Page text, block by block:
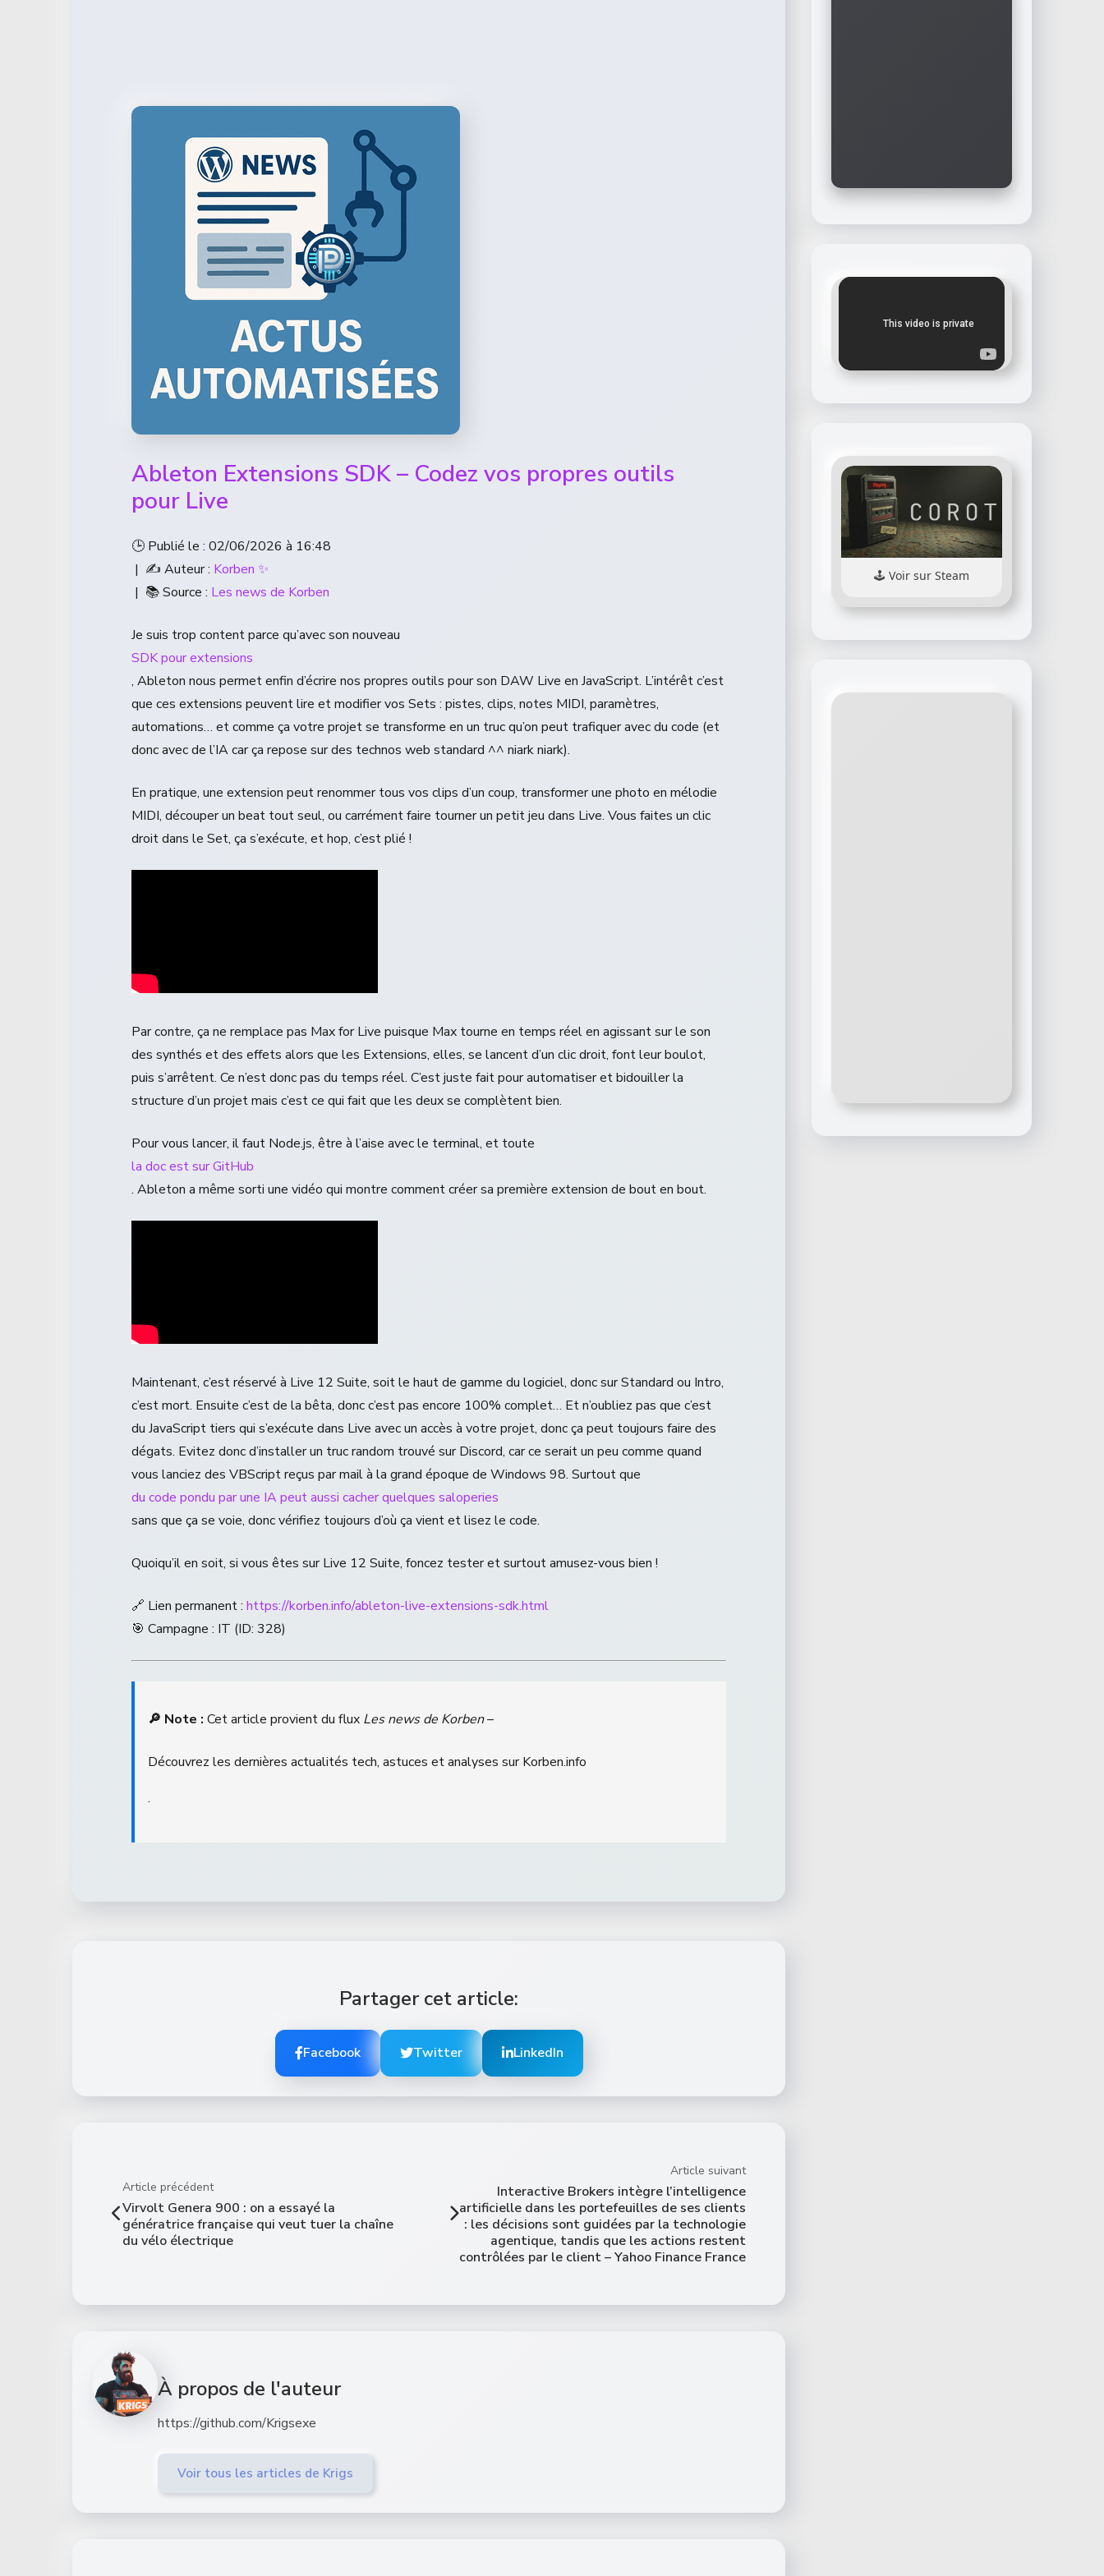
Ableton Extensions SDK – Codez vos propres outils
pour Live
🕒 Publié le : 02/06/2026 à 16:48
| ✍️ Auteur : Korben ✨
| 📚 Source : Les news de Korben
Je suis trop content parce qu’avec son nouveau
SDK pour extensions
, Ableton nous permet enfin d’écrire nos propres outils pour son DAW Live en JavaScript. L’intérêt c’est
que ces extensions peuvent lire et modifier vos Sets : pistes, clips, notes MIDI, paramètres,
automations… et comme ça votre projet se transforme en un truc qu’on peut trafiquer avec du code (et
donc avec de l’IA car ça repose sur des technos web standard ^^ niark niark).
En pratique, une extension peut renommer tous vos clips d’un coup, transformer une photo en mélodie
MIDI, découper un beat tout seul, ou carrément faire tourner un petit jeu dans Live. Vous faites un clic
droit dans le Set, ça s’exécute, et hop, c’est plié !
Par contre, ça ne remplace pas Max for Live puisque Max tourne en temps réel en agissant sur le son
des synthés et des effets alors que les Extensions, elles, se lancent d’un clic droit, font leur boulot,
puis s’arrêtent. Ce n’est donc pas du temps réel. C’est juste fait pour automatiser et bidouiller la
structure d’un projet mais c’est ce qui fait que les deux se complètent bien.
Pour vous lancer, il faut Node.js, être à l’aise avec le terminal, et toute
la doc est sur GitHub
. Ableton a même sorti une vidéo qui montre comment créer sa première extension de bout en bout.
Maintenant, c’est réservé à Live 12 Suite, soit le haut de gamme du logiciel, donc sur Standard ou Intro,
c’est mort. Ensuite c’est de la bêta, donc c’est pas encore 100% complet… Et n’oubliez pas que c’est
du JavaScript tiers qui s’exécute dans Live avec un accès à votre projet, donc ça peut toujours faire des
dégats. Evitez donc d’installer un truc random trouvé sur Discord, car ce serait un peu comme quand
vous lanciez des VBScript reçus par mail à la grand époque de Windows 98. Surtout que
du code pondu par une IA peut aussi cacher quelques saloperies
sans que ça se voie, donc vérifiez toujours d’où ça vient et lisez le code.
Quoiqu’il en soit, si vous êtes sur Live 12 Suite, foncez tester et surtout amusez-vous bien !
🔗 Lien permanent : https://korben.info/ableton-live-extensions-sdk.html
🎯 Campagne : IT (ID: 328)
🔎 Note : Cet article provient du flux Les news de Korben–
Découvrez les dernières actualités tech, astuces et analyses sur Korben.info
.
Partager cet article:
Facebook Twitter LinkedIn
Article précédent
Virvolt Genera 900 : on a essayé la
génératrice française qui veut tuer la chaîne
du vélo électrique
Article suivant
Interactive Brokers intègre l’intelligence
artificielle dans les portefeuilles de ses clients
: les décisions sont guidées par la technologie
agentique, tandis que les actions restent
contrôlées par le client – Yahoo Finance France
À propos de l'auteur
https://github.com/Krigsexe
Voir tous les articles de Krigs
Voir sur Steam